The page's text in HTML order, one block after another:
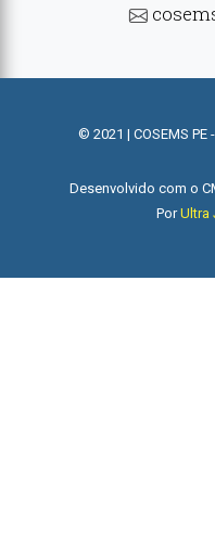
© 2021 | COSEMS
Desenvolvido com o
PorUltra